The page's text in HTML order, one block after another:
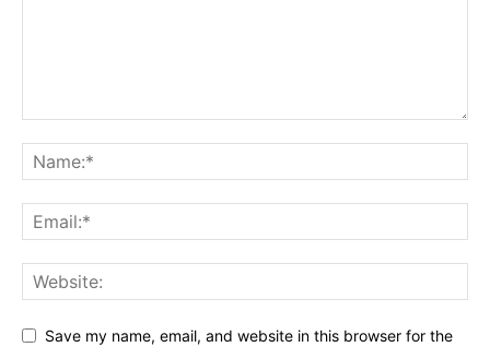
Save my name, email, and website in this browser for the